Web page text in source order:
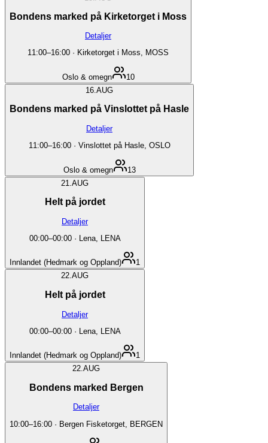
Bondens marked på Kirketorget i Moss
Detaljer
11:00–16:00 · Kirketorget i Moss, MOSS
Oslo & omegn
10
16. AUG
Bondens marked på Vinslottet på Hasle
Detaljer
11:00–16:00· Vinslottet på Hasle, OSLO
Oslo & omegn
13
21. AUG
Helt på jordet
Detaljer
00:00–00:00· Lena, LENA
Innlandet (Hedmark og Oppland)
1
22.AUG
Helt på jordet
Detaljer
00:00–00:00· Lena, LENA
Innlandet (Hedmark og Oppland)
1
22.AUG
Bondens marked Bergen
Detaljer
10:00–16:00 · Bergen Fisketorget, BERGEN